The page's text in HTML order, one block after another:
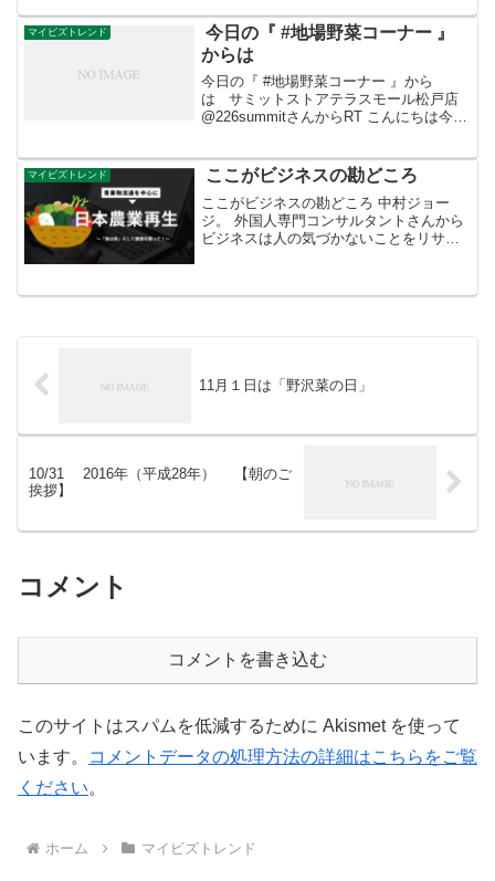
ないから勉強を怠るな。人...
マイビズトレンド
今日の『 #地場野菜コーナー 』
からは
今日の『 #地場野菜コーナー 』から
は サミットストアテラスモール松戸店
@226summitさんからRT こんにちは今日
新鮮なパセリは、そのままで #お塩を...
マイビズトレンド ここがビジネスの勘どころ
ここがビジネスの勘どころ 中村ジョー
ジ。 外国人専門コンサルタントさんから
ビジネスは人の気づかないことをリサー
11月１日は「野沢菜の日」
10/31 2016年（平成28年） 【朝のご
挨拶】
コメント
コメントを書き込む
このサイトはスパムを低減するために Akismet を使って
います。
コメントデータの処理方法の詳細はこちらをご覧
ください。
ホーム マイビズトレンド